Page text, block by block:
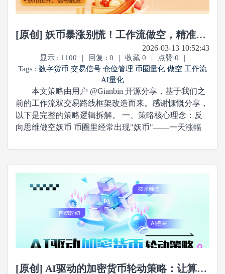
[原创] 妖币暴涨别慌！工作流做空，精准踩回调
2026-03-13 10:52:43
显示 : 1100 | 回复 : 0 | 收藏 0 | 点赞 0
|
Tags : 数字货币 交易信号 仓位管理 币圈量化 做空 工作流
AI量化
本文策略由用户 @Gianbin 开源分享，基于我们之
前的工作流双交易路线框架改造而来。感谢慷慨分享，
以下是完整的策略逻辑拆解。 一、策略核心理念：反
向思维做空妖币 币圈里经常出现"妖币"——一天涨幅
[原创] AI驱动的加密货币轮动策略：让算法替你捕捉市场热点